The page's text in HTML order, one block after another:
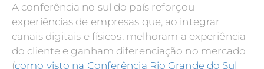
A conferência no sul do país reforçou
experiências de empresas que, ao integrar
canais digitais e físicos, melhoram a experiência
do cliente e ganham diferenciação no mercado
(como visto na Conferência Rio Grande do Sul